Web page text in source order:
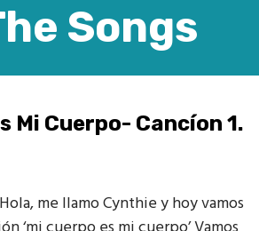
Songs
Mi Cuerpo- Cancíon 1.
me llamo Cynthie y hoy vamos